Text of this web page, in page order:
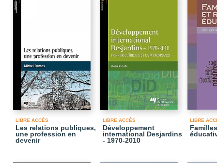
LIBRE ACCÈS
Les relations publiques,
une profession en
devenir
LIBRE ACCÈS
Développement
international Desjardins
- 1970-2010
LIBRE